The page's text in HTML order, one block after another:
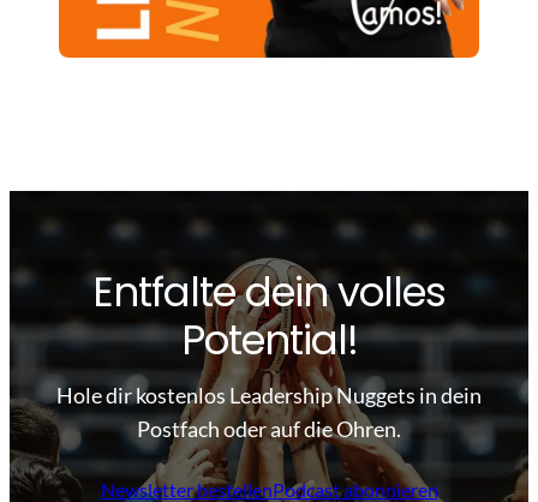
Entfalte dein volles
Potential!
Hole dir kostenlos Leadership Nuggets in dein
Postfach oder auf die Ohren.
Newsletter bestellenPodcast abonnieren